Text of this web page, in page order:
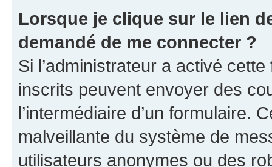
Lorsque je clique sur le lien
demandé de me connecter ?
Si l’administrateur a activé
inscrits peuvent envoyer des
l’intermédiaire d’un formulaire.
malveillante du système de
utilisateurs anonymes ou des